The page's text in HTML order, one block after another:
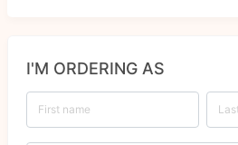
I'M ORDERING AS